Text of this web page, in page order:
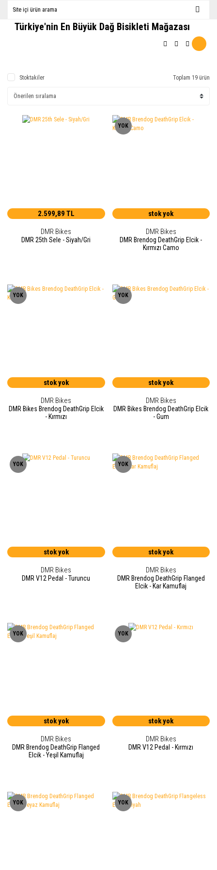
Türkiye'nin En Büyük Dağ Bisikleti Mağazası
Stoktakiler Toplam 19 ürün
2.599,89 TL
DMR Bikes
DMR 25th Sele - Siyah/Gri
YOK
stok yok
DMR Bikes
DMR Brendog DeathGrip Elcik -
Kırmızı Camo
YOK
stok yok
DMR Bikes
DMR Bikes Brendog DeathGrip Elcik
- Kırmızı
YOK
stok yok
DMR Bikes
DMR Bikes Brendog DeathGrip Elcik
- Gum
YOK
stok yok
DMR Bikes
DMR V12 Pedal - Turuncu
YOK
stok yok
DMR Bikes
DMR Brendog DeathGrip Flanged
Elcik - Kar Kamuflaj
YOK
stok yok
DMR Bikes
DMR Brendog DeathGrip Flanged
Elcik - Yeşil Kamuflaj
YOK
stok yok
DMR Bikes
DMR V12 Pedal - Kırmızı
YOK YOK